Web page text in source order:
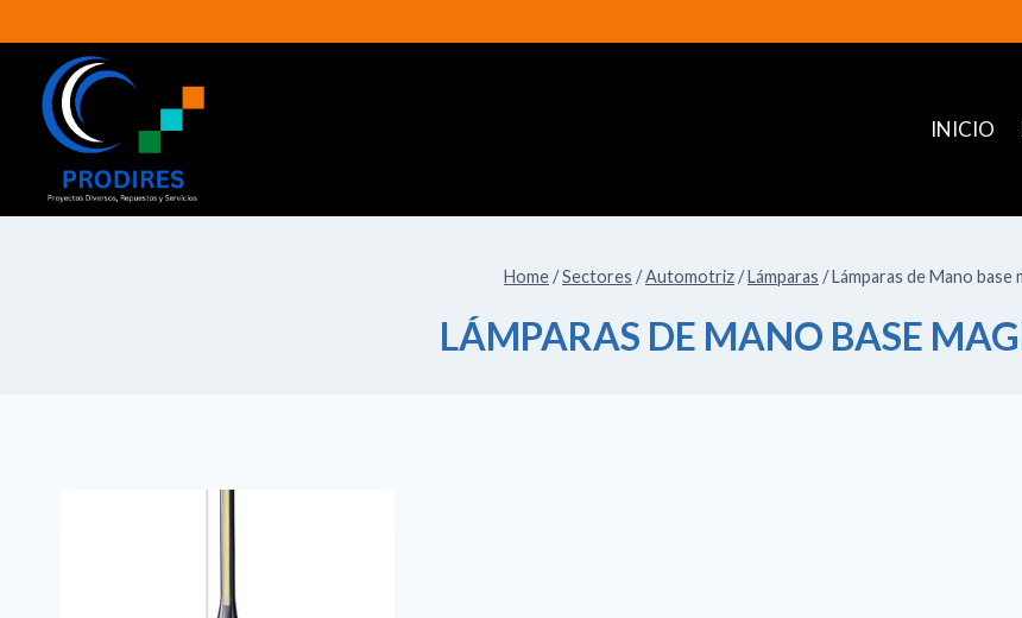
INICIO
Home/Sectores /Automotriz/Lámparas /Lámparas de Mano base
LÁMPARAS DE MANO BASE